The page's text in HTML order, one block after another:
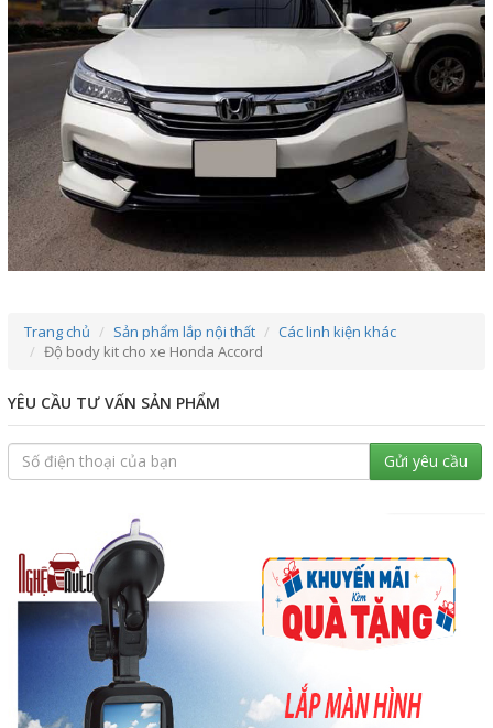
Trang chủ Sản phẩm lắp nội thất
Độ body kit cho xe Honda Accord
YÊU CẦU TƯ VẤN SẢN PHẨM